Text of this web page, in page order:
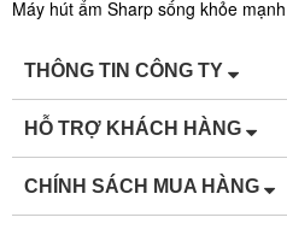
Máy hút ẩm Sharp sống khỏe
THÔNG TIN CÔNG TY
HỖ TRỢ KHÁCH HÀNG
CHÍNH SÁCH MUA HÀNG